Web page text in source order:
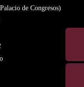
de Congresos)